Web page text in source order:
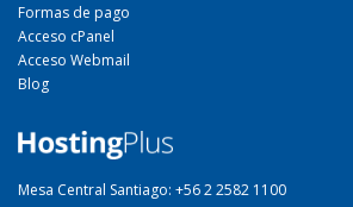
Formas de pago
Acceso cPanel
Acceso Webmail
Blog
Mesa Central Santiago: +56 2 2582 1100